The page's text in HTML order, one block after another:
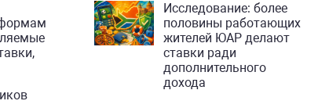
Исследование: более
половины работающих
жителей ЮАР делают
ставки ради
дополнительного
дохода